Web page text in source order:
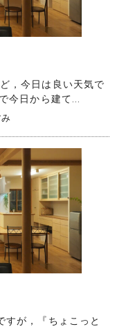
，今日は良い天気で
今日から建て...
すが，『ちょこっと